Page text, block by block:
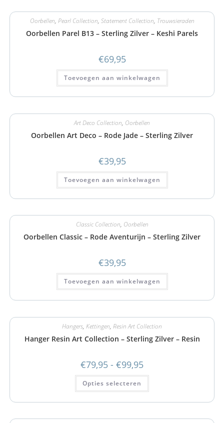
Oorbellen, Pearl Collection, Statement Collection, Trouwsieraden
Oorbellen Parel B13 – Sterling Zilver – Keshi Parels
€69,95
Toevoegen aan winkelwagen
Art Deco Collection, Oorbellen
Oorbellen Art Deco – Rode Jade – Sterling Zilver
€39,95
Toevoegen aan winkelwagen
Classic Collection, Oorbellen
Oorbellen Classic – Rode Aventurijn – Sterling Zilver
€39,95
Toevoegen aan winkelwagen
Hangers, Kettingen, Resin Art Collection
Hanger Resin Art Collection – Sterling Zilver – Resin
€79,95 - €99,95
Opties selecteren